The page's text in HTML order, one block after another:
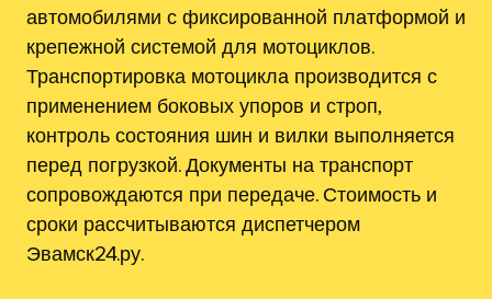
автомобилями с фиксированной платформой и
крепежной системой для мотоциклов.
Транспортировка мотоцикла производится с
применением боковых упоров и строп,
контроль состояния шин и вилки выполняется
перед погрузкой. Документы на транспорт
сопровождаются при передаче. Стоимость и
сроки рассчитываются диспетчером
Эвамск24.ру.